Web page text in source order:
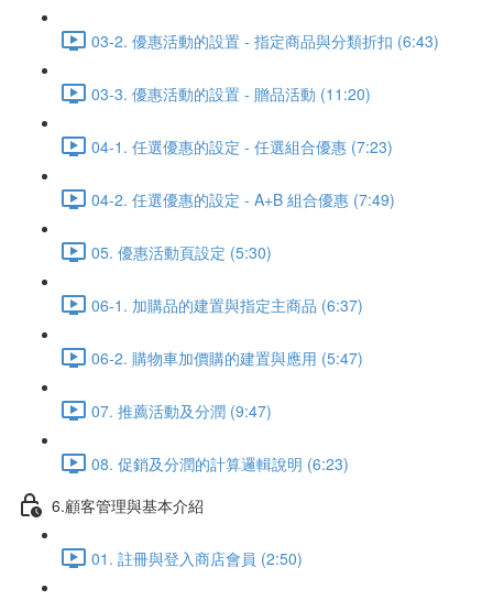
03-2. 優惠活動的設置 - 指定商品與分類折扣 (6:43)
03-3. 優惠活動的設置 - 贈品活動 (11:20)
04-1. 任選優惠的設定 - 任選組合優惠 (7:23)
04-2. 任選優惠的設定 - A+B 組合優惠 (7:49)
05. 優惠活動頁設定 (5:30)
06-1. 加購品的建置與指定主商品 (6:37)
06-2. 購物車加價購的建置與應用 (5:47)
07. 推薦活動及分潤 (9:47)
08. 促銷及分潤的計算邏輯說明 (6:23)
6.顧客管理與基本介紹
01. 註冊與登入商店會員 (2:50)